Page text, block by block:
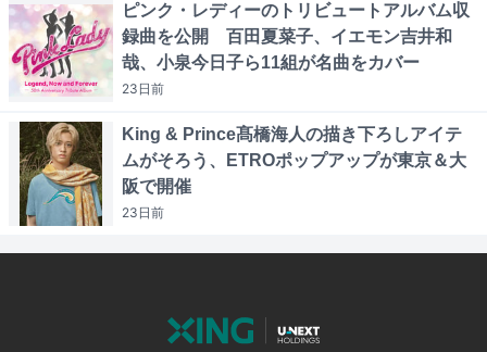
ピンク・レディーのトリビュートアルバム収
録曲を公開 百田夏菜子、イエモン吉井和
哉、小泉今日子ら11組が名曲をカバー
23日前
King & Prince髙橋海人の描き下ろしアイテ
ムがそろう、ETROポップアップが東京＆大
阪で開催
23日前